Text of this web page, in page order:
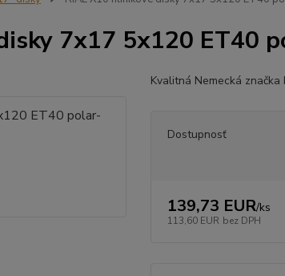
7x17 5x120 ET40
Kvalitná Nemecká
Dostupnosť
139,73 EUR/ks
113,60 EUR bez DPH